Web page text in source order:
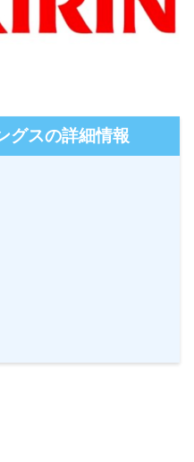
グスの詳細情報